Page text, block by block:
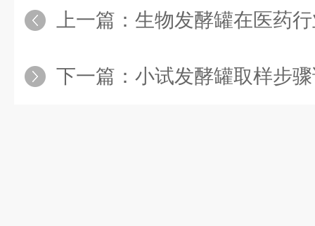
上一篇： 生物发酵罐在医药
下一篇： 小试发酵罐取样步